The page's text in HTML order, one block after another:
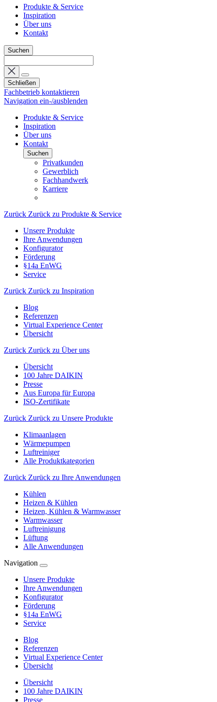
Produkte & Service
Inspiration
Über uns
Kontakt
Suchen
Schließen
Fachbetrieb kontaktieren
Navigation ein-/ausblenden
Produkte & Service
Inspiration
Über uns
Kontakt
Suchen
Privatkunden
Gewerblich
Fachhandwerk
Karriere
Zurück Zurück zu Produkte & Service
Unsere Produkte
Ihre Anwendungen
Konfigurator
Förderung
§14a EnWG
Service
Zurück Zurück zu Inspiration
Blog
Referenzen
Virtual Experience Center
Übersicht
Zurück Zurück zu Über uns
Übersicht
100 Jahre DAIKIN
Presse
Aus Europa für Europa
ISO-Zertifikate
Zurück Zurück zu Unsere Produkte
Klimaanlagen
Wärmepumpen
Luftreiniger
Alle Produktkategorien
Zurück Zurück zu Ihre Anwendungen
Kühlen
Heizen & Kühlen
Heizen, Kühlen & Warmwasser
Warmwasser
Luftreinigung
Lüftung
Alle Anwendungen
Navigation
Unsere Produkte
Ihre Anwendungen
Konfigurator
Förderung
§14a EnWG
Service
Blog
Referenzen
Virtual Experience Center
Übersicht
Übersicht
100 Jahre DAIKIN
Presse